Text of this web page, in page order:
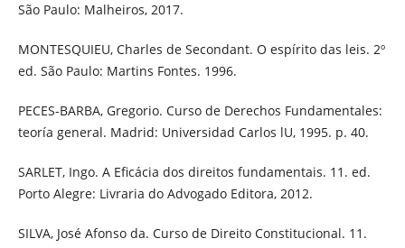
São Paulo: Malheiros, 2017.
MONTESQUIEU, Charles de Secondant. O espírito das leis. 2º
ed. São Paulo: Martins Fontes. 1996.
PECES-BARBA, Gregorio. Curso de Derechos Fundamentales:
teoría general. Madrid: Universidad Carlos lU, 1995. p. 40.
SARLET, Ingo. A Eficácia dos direitos fundamentais. 11. ed.
Porto Alegre: Livraria do Advogado Editora, 2012.
SILVA, José Afonso da. Curso de Direito Constitucional. 11.